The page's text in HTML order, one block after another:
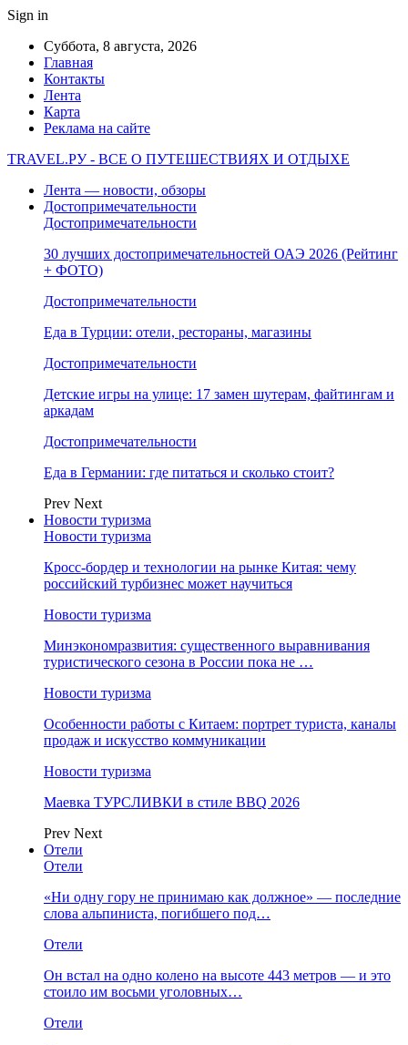
Sign in
Суббота, 8 августа, 2026
Главная
Контакты
Лента
Карта
Реклама на сайте
TRAVEL.РУ - ВСЕ О ПУТЕШЕСТВИЯХ И ОТДЫХЕ
Лента — новости, обзоры
Достопримечательности
Достопримечательности
30 лучших достопримечательностей ОАЭ 2026 (Рейтинг
+ ФОТО)
Достопримечательности
Еда в Турции: отели, рестораны, магазины
Достопримечательности
Детские игры на улице: 17 замен шутерам, файтингам и
аркадам
Достопримечательности
Еда в Германии: где питаться и сколько стоит?
Prev Next
Новости туризма
Новости туризма
Кросс-бордер и технологии на рынке Китая: чему
российский турбизнес может научиться
Новости туризма
Минэкономразвития: существенного выравнивания
туристического сезона в России пока не …
Новости туризма
Особенности работы с Китаем: портрет туриста, каналы
продаж и искусство коммуникации
Новости туризма
Маевка ТУРСЛИВКИ в стиле BBQ 2026
Prev Next
Отели
Отели
«Ни одну гору не принимаю как должное» — последние
слова альпиниста, погибшего под…
Отели
Он встал на одно колено на высоте 443 метров — и это
стоило им восьми уголовных…
Отели